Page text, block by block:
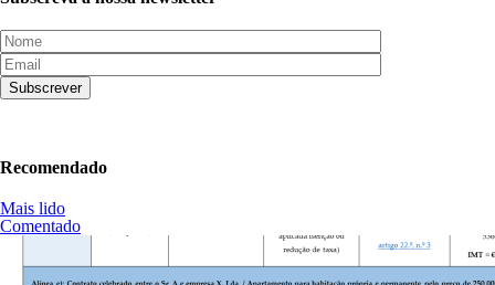
Recomendado
Mais lido
Comentado